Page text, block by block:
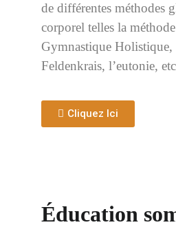
de différentes méthodes
corporel telles la
Gymnastique Holistique,
Feldenkrais, l’eutonie,
Cliquez Ici
Éducation